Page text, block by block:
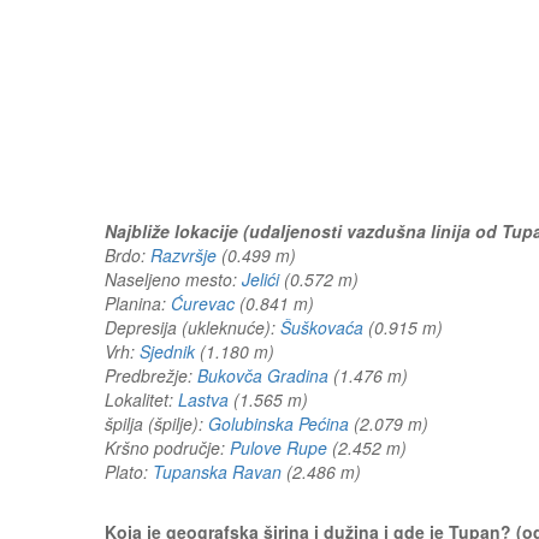
Najbliže lokacije (udaljenosti vazdušna linija od
Brdo: Razvršje (0.499 m)
Naseljeno mesto: Jelići(0.572 m)
Planina: Ćurevac (0.841 m)
Depresija (ukleknuće): Šuškovaća (0.915 m)
Vrh: Sjednik (1.180 m)
Predbrežje: Bukovča Gradina (1.476 m)
Lokalitet: Lastva (1.565 m)
špilja (špilje): Golubinska Pećina (2.079 m)
Kršno područje: Pulove Rupe (2.452 m)
Plato: Tupanska Ravan (2.486 m)
Koja je geografska širina i dužina i gde je Tupan?